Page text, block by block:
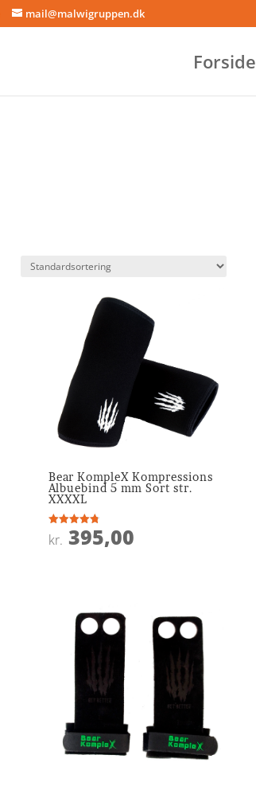
mail@malwigruppen.dk
Forside
Bear KompleX Kompressions
Albuebind 5 mm Sort str.
XXXXL
Vurderet
4.8
kr. 395,00